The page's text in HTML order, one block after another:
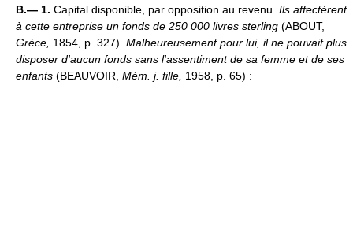
B.— 1. Capital disponible, par opposition au revenu. Ils affectèrent
à cette entreprise un fonds de 250 000 livres sterling (ABOUT,
Grèce, 1854, p. 327). Malheureusement pour lui, il ne pouvait plus
disposer d'aucun fonds sans l'assentiment de sa femme et de ses
enfants (BEAUVOIR, Mém. j. fille, 1958, p. 65) :